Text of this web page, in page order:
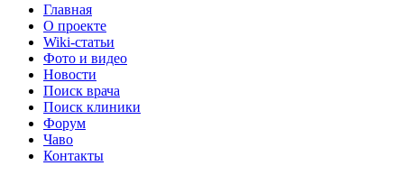
Главная
О проекте
Wiki-статьи
Фото и видео
Новости
Поиск врача
Поиск клиники
Форум
Чаво
Контакты